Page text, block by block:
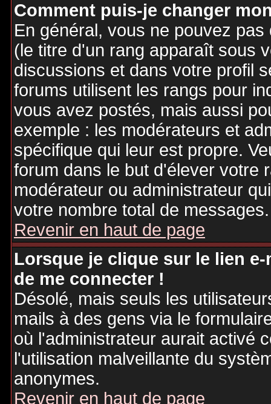
Comment puis-je changer
En général, vous ne pouvez
(le titre d'un rang apparaît sous
discussions et dans votre profil
forums utilisent les rangs pour
vous avez postés, mais aussi
exemple : les modérateurs et
spécifique qui leur est propre.
forum dans le but d'élever votre
modérateur ou administrateur
votre nombre total de messages.
Revenir en haut de page
Lorsque je clique sur le lien
de me connecter !
Désolé, mais seuls les
mails à des gens via le
où l'administrateur aurait activé
l'utilisation malveillante du
anonymes.
Revenir en haut de page